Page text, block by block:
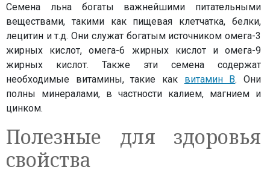
Семена льна богаты важнейшими питательными
веществами, такими как пищевая клетчатка, белки,
лецитин и т.д. Они служат богатым источником омега-3
жирных кислот, омега-6 жирных кислот и омега-9
жирных кислот. Также эти семена содержат
необходимые витамины, такие как витамин B. Они
полны минералами, в частности калием, магнием и
цинком.
Полезные для здоровья
свойства